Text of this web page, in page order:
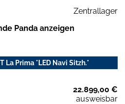
Zentrallager
Panda anzeigen
La Prima *LED Navi Sitzh.*
22.899,00 €
ausweisbar